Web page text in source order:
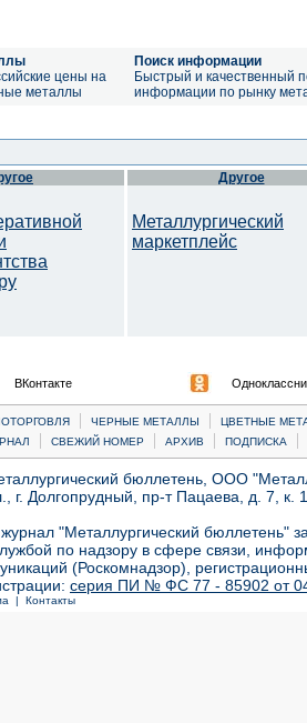
цены на
металлы
Поиск информации
Быстрый и качественный
информации по рынку
Другое
Металлургический
маркетплейс
ВКонтакте
| ЧЕРНЫЕ МЕТАЛЛЫ |
ЦВЕТНЫЕ
| СВЕЖИЙ НОМЕР | АРХИВ | ПОДПИСКА |
бюллетень, ООО
г. Долгопрудный, пр-т Пацаева, д. 7,
"Металлургический бюллетень"
по надзору в сфере связи,
(Роскомнадзор),
серия ПИ № ФС 77 - 85902 от 04
| Контакты